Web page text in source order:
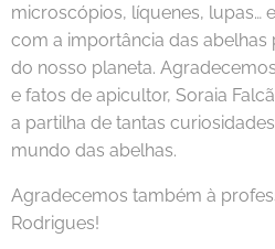
microscópios, líquenes, lupas…
com a importância das abelhas
do nosso planeta.
e fatos de apicultor, Soraia
a partilha de tantas
mundo das abelhas.
Agradecemos também à
Rodrigues!